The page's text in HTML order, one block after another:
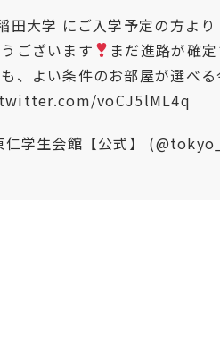
田大学 にご入学予定の方よ
ございます
まだ進路が確
、よい条件のお部屋が選べ
voCJ5lML4q
学生会館【公式】